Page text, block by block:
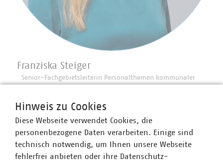
Franziska Steiger
Senior-Fachgebietsleiterin Personalthemen kommunaler
kommunal-kann(at)vku(dot)de
Hinweis zu Cookies
Diese Webseite verwendet Cookies, die
personenbezogene Daten verarbeiten. Einige sind
technisch notwendig, um Ihnen unsere Webseite
fehlerfrei anbieten oder ihre Datenschutz-